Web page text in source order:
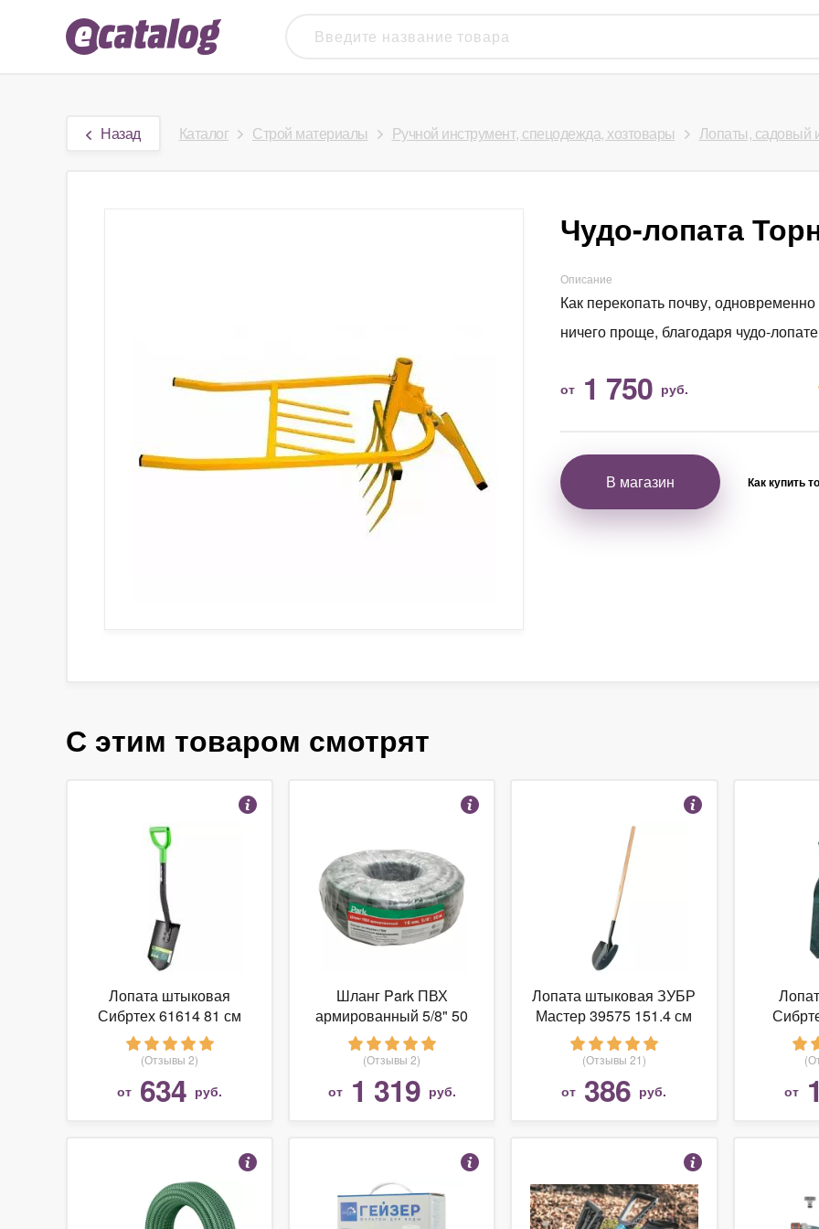
Назад Каталог Строй материалы Ручной инструмент, спецодежда, хозтовары Лопаты, садовый
Чудо-лопата
Описание
Как перекопать почву,
ничего проще, благодаря чудо-
от 1 750 руб.
В магазин Как купить
С этим товаром смотрят
Лопата штыковая
Сибртех 61614 81 см
(Отзывы 2)
от 634 руб.
Шланг Park ПВХ
армированный 5/8" 50
метров
(Отзывы 2)
от 1 319 руб.
Лопата штыковая ЗУБР
Мастер 39575 151.4 см
(Отзывы 21)
от 386 руб. от